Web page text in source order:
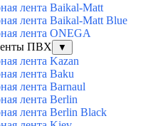
лента Baikal-Matt
лента Baikal-Matt Blue
лента ONEGA
ПВХ
▼
лента Kazan
лента Baku
лента Barnaul
лента Berlin
лента Berlin Black